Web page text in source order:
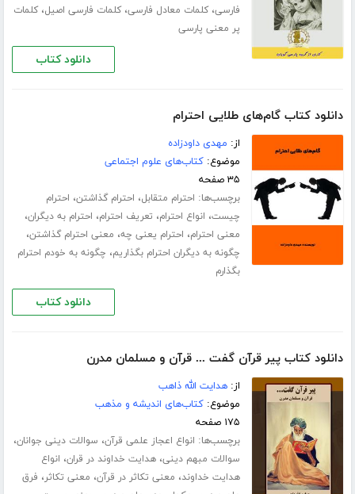
فارسی،کلمات معادل فارسی،کلمات فارسی اصیل،کلمات
پر معنی پارسی
دانلود کتاب
دانلود کتاب گام‌های طلایی احترام
از: مهدی داودزاده
موضوع:کتاب‌های علوم اجتماعی
۳۵ صفحه
برچسب‌ها: احترام متقابل، احترام گذاشتن، احترام
چیست، انواع احترام، تعریف احترام، احترام به دیگران،
معنی احترام، احترام یعنی چه، معنی احترام گذاشتن،
چگونه به دیگران احترام بگذاریم، چگونه به خودم احترام
بگذارم
دانلود کتاب
دانلود کتاب پیر قرآن گفت ... قرآن و مسلمان مدرن
از:هدایت الله ذاهب
موضوع:کتاب‌های اندیشه و مذهب
۱۷۵ صفحه
برچسب‌ها: انواع اعجاز علمی قرآن، سوالات دینی جوانان،
سوالات مبهم دینی،هدایت خداوند در قران، انواع
هدایت خداوند، معنی تکاثر در قرآن، معنی تکاثر، فرق